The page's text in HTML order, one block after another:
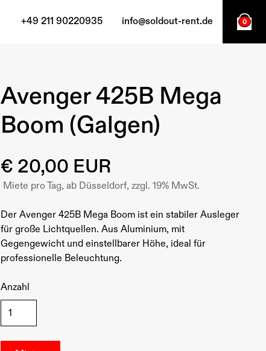
+49 211 90220935 info@soldout-rent.de 0
Avenger 425B Mega
Boom (Galgen)
€ 20,00 EUR
Miete pro Tag, ab Düsseldorf, zzgl. 19% MwSt.
Der Avenger 425B Mega Boom ist ein stabiler Ausleger
für große Lichtquellen. Aus Aluminium, mit
Gegengewicht und einstellbarer Höhe, ideal für
professionelle Beleuchtung.
Anzahl